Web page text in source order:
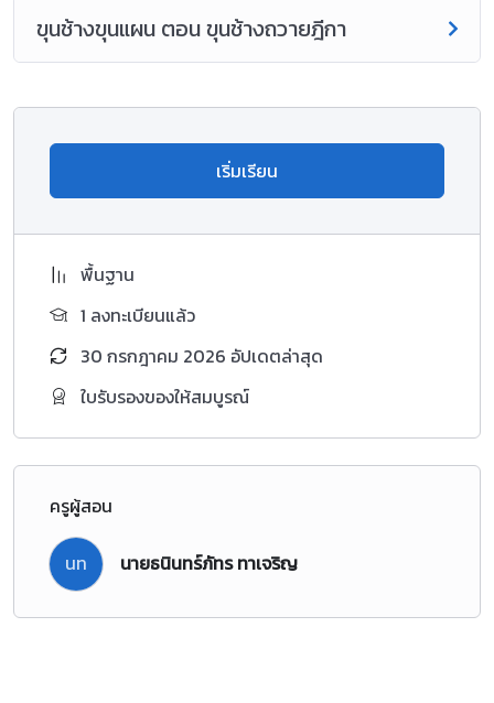
เพื่อให้ผู้เรียนตระหนักและเห็นคุณค่าในภาษาไทยและวรรณคดี
วรรณกรรมไทย ตลอดจนเกิดความภาคภูมิใจในภาษาไทยซึ่งเป็น
ประสิทธิภาพ ใช้ภาษาในการแสวงหาความรู้ และสามารถนํามา
ประยุกต์ใช้ในชีวิตประจำวัน
ตัวชี้วัดระหว่างทาง
ท 1.1 ม.4-6/1 ท 1.1 ม.4-6/3
ท 4.1 ม.4-6/2
ท 5.1 ม.4-6/1 ท 5.1 ม.4-6/2
ท 5.1 ม.4-6/3 ท. 5.1 ม.4-6/4
ท 1.1 ม.4-6/2
ท 4.1 ม.4-6/3
ท 5.1 ม.4-6/6
ขุนช้างขุนแผน ตอน ขุนช้างถวายฎีกา
เริ่มเรียน
พื้นฐาน
1 ลงทะเบียนแล้ว
30 กรกฎาคม 2026 อัปเดตล่าสุด
ใบรับรองของให้สมบูรณ์
ครูผู้สอน
นท นายธนินทร์ภัทร ทาเจริญ